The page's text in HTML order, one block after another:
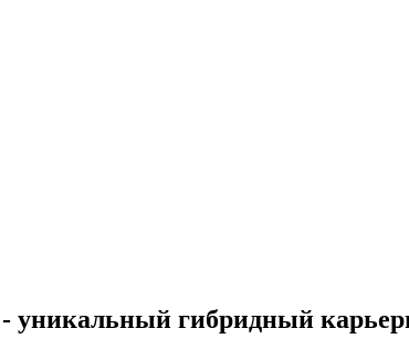
уникальный гибридный